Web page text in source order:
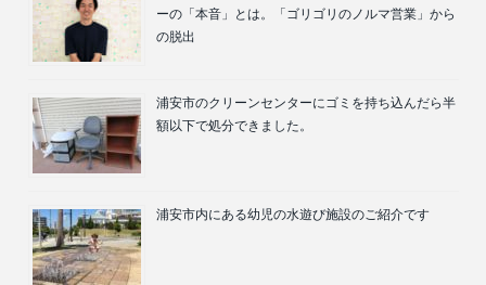
ーの「本音」とは。「ゴリゴリのノルマ営業」から
の脱出
浦安市のクリーンセンターにゴミを持ち込んだら半
額以下で処分できました。
浦安市内にある幼児の水遊び施設のご紹介です